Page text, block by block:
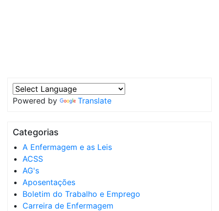
Powered by Translate
Categorias
A Enfermagem e as Leis
ACSS
AG's
Aposentações
Boletim do Trabalho e Emprego
Carreira de Enfermagem